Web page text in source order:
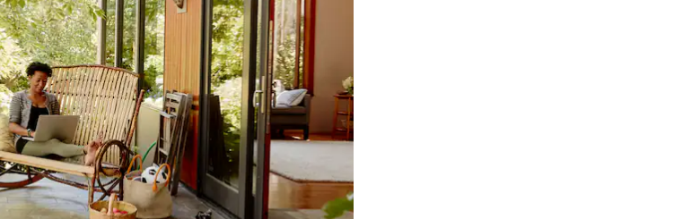
bas pour les parcourir ou en appuyant et en faisant glisser.